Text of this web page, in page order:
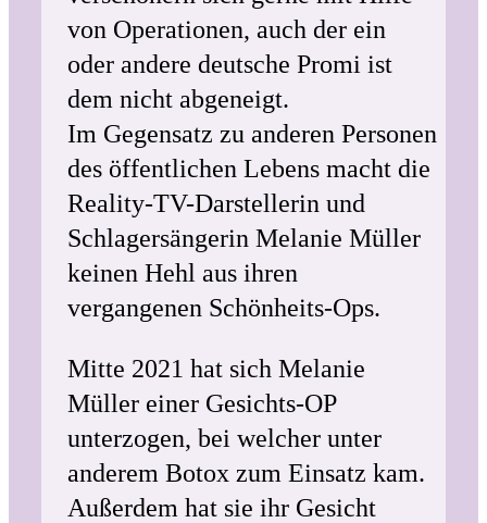
von Operationen, auch der ein
oder andere deutsche Promi ist
dem nicht abgeneigt.
Im Gegensatz zu anderen Personen
des öffentlichen Lebens macht die
Reality-TV-Darstellerin und
Schlagersängerin Melanie Müller
keinen Hehl aus ihren
vergangenen Schönheits-Ops.
Mitte 2021 hat sich Melanie
Müller einer Gesichts-OP
unterzogen, bei welcher unter
anderem Botox zum Einsatz kam.
Außerdem hat sie ihr Gesicht